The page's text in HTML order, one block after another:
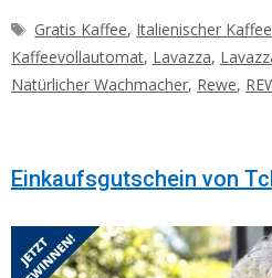
Schlagwörter
Gratis Kaffee, Italienischer Kaffee
Kaffeevollautomat, Lavazza,
Natürlicher Wachmacher, Rewe,
Einkaufsgutschein von